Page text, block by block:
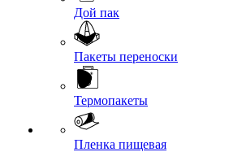
Дой пак
Пакеты переноски
Термопакеты
Пленка пищевая